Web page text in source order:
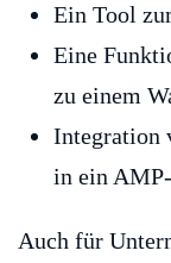
Ein Tool
Eine
zu einem
Integration
in ein
Auch für